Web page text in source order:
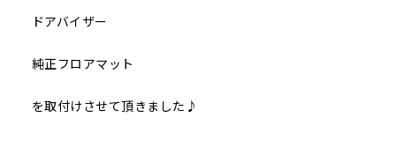
ドアバイザー
純正フロアマット
を取付けさせて頂きました♪